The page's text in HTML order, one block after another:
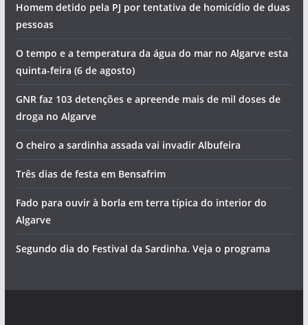
Homem detido pela PJ por tentativa de homicídio de duas
pessoas
O tempo e a temperatura da água do mar no Algarve esta
quinta-feira (6 de agosto)
GNR faz 103 detenções e apreende mais de mil doses de
droga no Algarve
O cheiro a sardinha assada vai invadir Albufeira
Três dias de festa em Bensafrim
Fado para ouvir à borla em terra típica do interior do
Algarve
Segundo dia do Festival da Sardinha. Veja o programa